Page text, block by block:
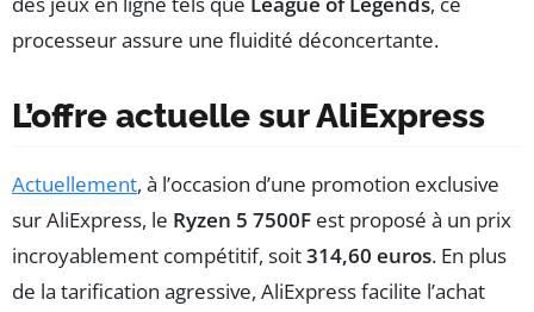
processeur assure une fluidité déconcertante.
L’offre actuelle sur AliExpress
Actuellement, à l’occasion d’une promotion exclusive
sur AliExpress, le Ryzen 5 7500F est proposé à un prix
incroyablement compétitif, soit314,60 euros. En plus
de la tarification agressive, AliExpress facilite l’achat